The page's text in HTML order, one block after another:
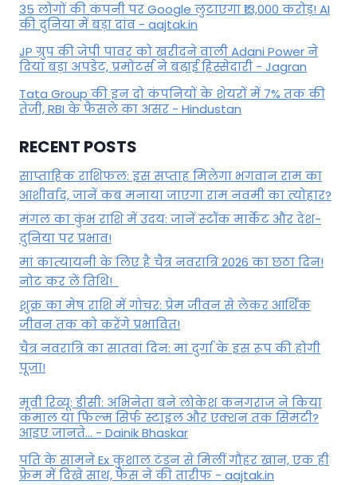
35 लोगों की कंपनी पर Google लुटाएगा ₹13,000 करोड़! AI
की दुनिया में बड़ा दांव - aajtak.in
JP ग्रुप की जेपी पावर को खरीदने वाली Adani Power ने
दिया बड़ा अपडेट, प्रमोटर्स ने बढ़ाई हिस्सेदारी - Jagran
Tata Group की इन दो कंपनियों के शेयरों में 7% तक की
तेजी, RBI के फैसले का असर - Hindustan
RECENT POSTS
साप्ताहिक राशिफल: इस सप्ताह मिलेगा भगवान राम का
आशीर्वाद, जानें कब मनाया जाएगा राम नवमी का त्योहार?
मंगल का कुंभ राशि में उदय: जानें स्‍टॉक मार्केट और देश-
दुनिया पर प्रभाव!
मां कात्‍यायनी के लिए है चैत्र नवरात्रि 2026 का छठा दिन!
नोट कर लें तिथि!
शुक्र का मेष राशि में गोचर: प्रेम जीवन से लेकर आर्थिक
जीवन तक को करेंगे प्रभावित!
चैत्र नवरात्रि का सातवां दिन: मां दुर्गा के इस रूप की होगी
पूजा!
मूवी रिव्यू: डीसी: अभिनेता बने लोकेश कनगराज ने किया
कमाल या फिल्म सिर्फ स्टाइल और एक्शन तक सिमटी?
आइए जानते... - Dainik Bhaskar
पति के सामने Ex कुशाल टंडन से मिलीं गौहर खान, एक ही
फ्रेम में दिखे साथ, फैंस ने की तारीफ - aajtak.in